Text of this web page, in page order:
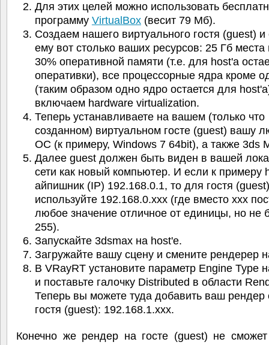
Для этих целей можно использовать
программу VirtualBox(весит 79 Мб).
Создаем нашего виртуального гостя (guest) и
ему вот столько ваших ресурсов: 25 Гб места
30% оперативной памяти (т.е. для host'а
оперативки), все процессорные ядра кроме
(таким образом одно ядро остается для
включаем hardware virtualization.
Теперь устанавливаете на вашем (только что
созданном) виртуальном госте (guest) вашу
ОС (к примеру, Windows 7 64bit), а также 3ds
Далее guest должен быть виден в вашей
сети как новый компьютер. И если к примеру
айпишник (IP) 192.168.0.1, то для гостя (guest)
используйте 192.168.0.xxx (где вместо xxx
любое значение отличное от единицы, но не
255).
Запускайте 3dsmax на host'е.
Загружайте вашу сцену и смените рендерер
В VRayRT установите параметр Engine Type
и поставьте галочку Distributed в области
Теперь вы можете туда добавить ваш рендер
гостя (guest): 192.168.1.xxx.
Конечно же рендер на госте (guest) не сможет